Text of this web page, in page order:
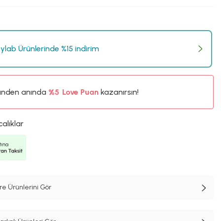
Ürünlerinde %15 indirim
anında %5
%5
Love Puankazanırsın!
Ürünlerini Gör